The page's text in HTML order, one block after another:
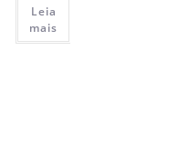
Leia
mais